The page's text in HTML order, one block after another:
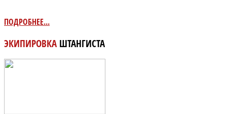
ПОДРОБНЕЕ...
ЭКИПИРОВКА ШТАНГИСТА